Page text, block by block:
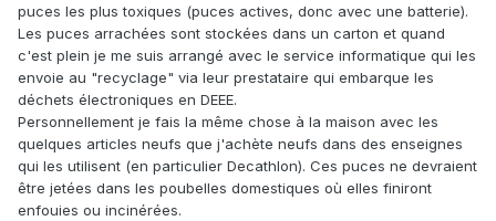
puces les plus toxiques (puces actives, donc avec une batterie).
Les puces arrachées sont stockées dans un carton et quand
c'est plein je me suis arrangé avec le service informatique qui les
envoie au "recyclage" via leur prestataire qui embarque les
déchets électroniques en DEEE.
Personnellement je fais la même chose à la maison avec les
quelques articles neufs que j'achète neufs dans des enseignes
qui les utilisent (en particulier Decathlon). Ces puces ne devraient
être jetées dans les poubelles domestiques où elles finiront
enfouies ou incinérées.